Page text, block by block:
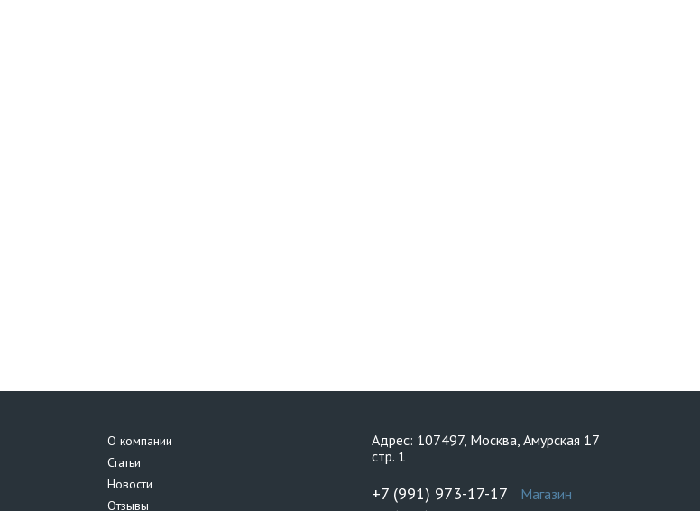
О компании
Статьи
Новости
Отзывы
Адрес: 107497, Москва, Амурская 17
стр. 1
+7 (991) 973-17-17 Магазин